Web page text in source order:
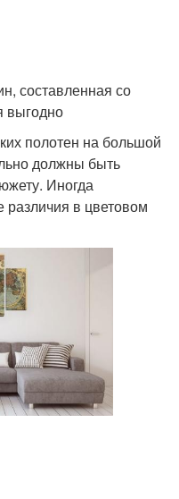
составленная со
выгодно
полотен на большой
должны быть
Иногда
в цветовом